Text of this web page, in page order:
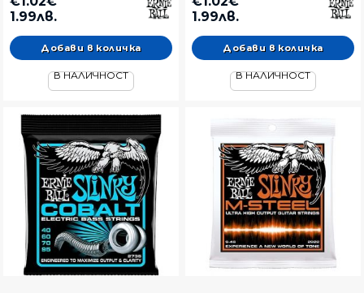
1.99лв.
В НАЛИЧНОСТ
1.99лв.
В НАЛИЧНОСТ